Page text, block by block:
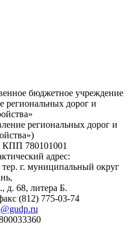
бюджетное учреждение
региональных дорог и
региональных дорог и
780101001
адрес:
тер. г. муниципальный округ
68, литера Б.
(812) 775-03-74